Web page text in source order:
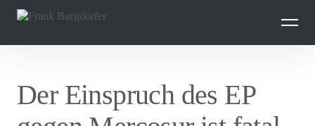
überspringen
Der Einspruch des EP